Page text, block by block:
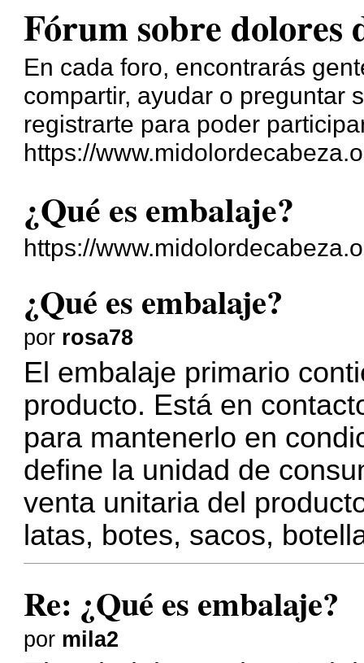
Fórum sobre dolores
En cada foro, encontrarás
compartir, ayudar o preguntar
registrarte para poder
https://
¿Qué es embalaje?
https://
¿Qué es embalaje?
por rosa78
El embalaje primario
producto. Está en
para mantenerlo en
define la unidad de
venta unitaria del
latas, botes, sacos,
Re: ¿Qué es embalaje?
por mila2